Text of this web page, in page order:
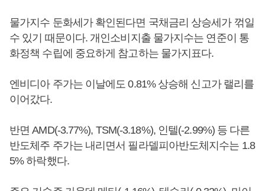
물가지수 둔화세가 확인된다면 국채금리 상승세가 꺾일
수 있기 때문이다. 개인소비지출 물가지수는 연준이 통
화정책 수립에 중요하게 참고하는 물가지표다.
엔비디아 주가는 이날에도 0.81% 상승해 신고가 랠리를
이어갔다.
반면 AMD(-3.77%), TSM(-3.18%), 인텔(-2.99%) 등 다른
반도체주 주가는 내리면서 필라델피아반도체지수는 1.8
5% 하락했다.